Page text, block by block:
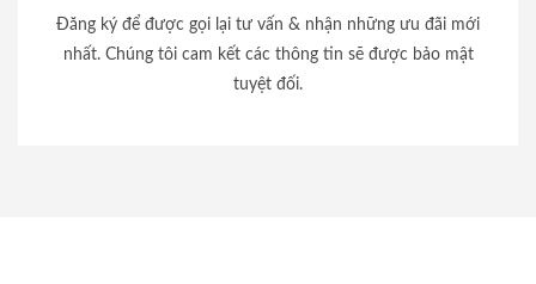
Đăng ký để được gọi lại tư vấn & nhận những ưu đãi mới
nhất. Chúng tôi cam kết các thông tin sẽ được bảo mật
tuyệt đối.